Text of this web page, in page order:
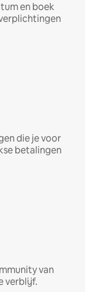
en boek
die je voor
betalingen
van
verblijf.